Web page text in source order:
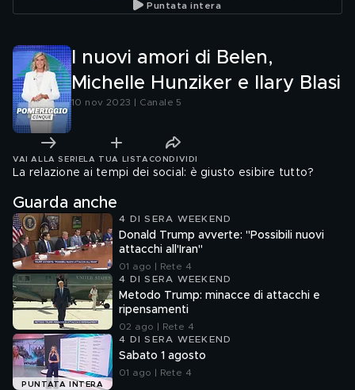
Puntata intera
I nuovi amori di Belen,
Michelle Hunziker e Ilary Blasi
10 nov 2023 | Canale 5
VAI ALLA SERIE LA TUA LISTA CONDIVIDI
La relazione ai tempi dei social: è giusto esibire tutto?
Guarda anche
4 DI SERA WEEKEND
Donald Trump avverte: "Possibili nuovi
attacchi all'Iran"
01 ago | Rete 4
4 DI SERA WEEKEND
Metodo Trump: minacce di attacchi e
ripensamenti
02 ago | Rete 4
PUNTATA INTERA
4 DI SERA WEEKEND
Sabato 1 agosto
01 ago | Rete 4